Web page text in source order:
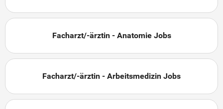
Facharzt/-ärztin - Anatomie Jobs
Facharzt/-ärztin - Arbeitsmedizin Jobs